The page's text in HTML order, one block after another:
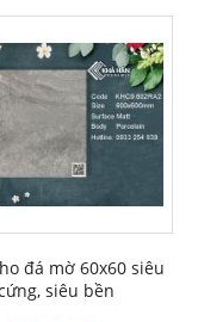
đá mờ 60x60 siêu
siêu bền